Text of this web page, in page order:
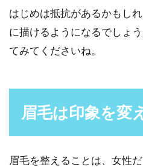
はじめは抵抗があるかもし
に描けるようになるでしょ
てみてくださいね。
眉毛は印象を変
眉毛を整えることは、女性